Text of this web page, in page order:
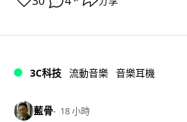
3C科技 流動音樂 音樂耳機
藍骨 18 小時